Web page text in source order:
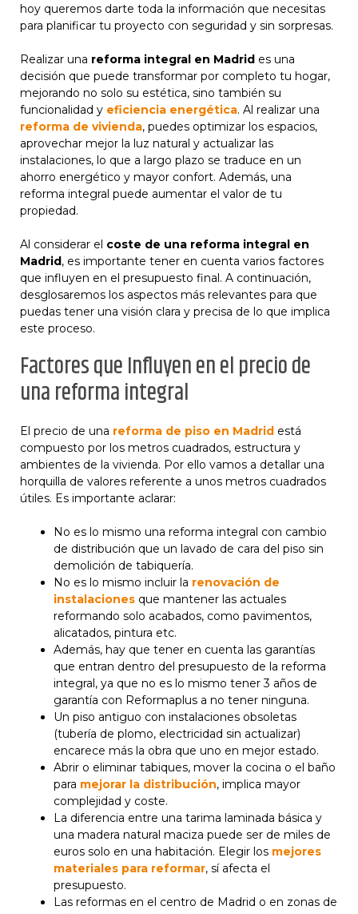
hoy queremos darte toda la información que necesitas
para planificar tu proyecto con seguridad y sin sorpresas.
Realizar una reforma integral en Madrid es una
decisión que puede transformar por completo tu hogar,
mejorando no solo su estética, sino también su
funcionalidad y eficiencia energética. Al realizar una
reforma de vivienda, puedes optimizar los espacios,
aprovechar mejor la luz natural y actualizar las
instalaciones, lo que a largo plazo se traduce en un
ahorro energético y mayor confort. Además, una
reforma integral puede aumentar el valor de tu
propiedad.
Al considerar el coste de una reforma integral en
Madrid, es importante tener en cuenta varios factores
que influyen en el presupuesto final. A continuación,
desglosaremos los aspectos más relevantes para que
puedas tener una visión clara y precisa de lo que implica
este proceso.
Factores que Influyen en el precio de
una reforma integral
El precio de una reforma de piso en Madrid está
compuesto por los metros cuadrados, estructura y
ambientes de la vivienda. Por ello vamos a detallar una
horquilla de valores referente a unos metros cuadrados
útiles. Es importante aclarar:
No es lo mismo una reforma integral con cambio
de distribución que un lavado de cara del piso sin
demolición de tabiquería.
No es lo mismo incluir la renovación de
instalaciones que mantener las actuales
reformando solo acabados, como pavimentos,
alicatados, pintura etc.
Además, hay que tener en cuenta las garantías
que entran dentro del presupuesto de la reforma
integral, ya que no es lo mismo tener 3 años de
garantía con Reformaplus a no tener ninguna.
Un piso antiguo con instalaciones obsoletas
(tubería de plomo, electricidad sin actualizar)
encarece más la obra que uno en mejor estado.
Abrir o eliminar tabiques, mover la cocina o el baño
para mejorar la distribución, implica mayor
complejidad y coste.
La diferencia entre una tarima laminada básica y
una madera natural maciza puede ser de miles de
euros solo en una habitación. Elegir los mejores
materiales para reformar, sí afecta el
presupuesto.
Las reformas en el centro de Madrid o en zonas de